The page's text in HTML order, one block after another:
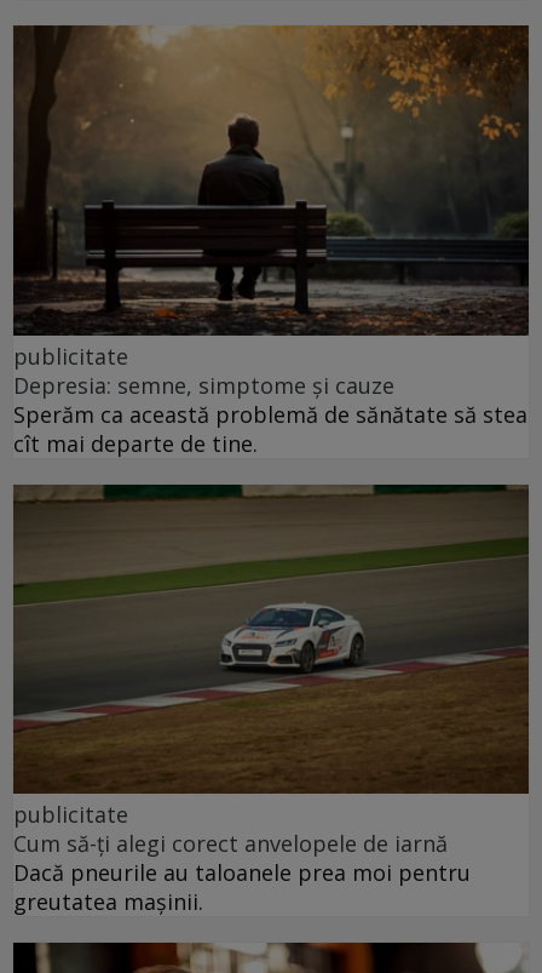
publicitate
Depresia: semne, simptome și cauze
Sperăm ca această problemă de sănătate să stea
cît mai departe de tine.
publicitate
Cum să-ți alegi corect anvelopele de iarnă
Dacă pneurile au taloanele prea moi pentru
greutatea mașinii.